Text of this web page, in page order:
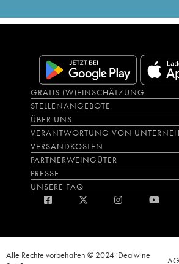
GRATIS (W)EINSCHÄTZUNG
STELLENANGEBOTE
ÜBER UNS
VERANTWORTUNG VON
VERSANDKOSTEN
PARTNERWEINGÜTER
PRESSE
UNSERE FAQ
Alle Rechte vorbehalten © 2024 iDealwine